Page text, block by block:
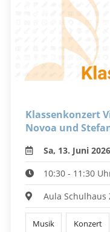
Klassenkonzert
Novoa und
Sa, 13. Juni 2026
10:30 - 11:30
Aula Schulhaus
Musik Konzert